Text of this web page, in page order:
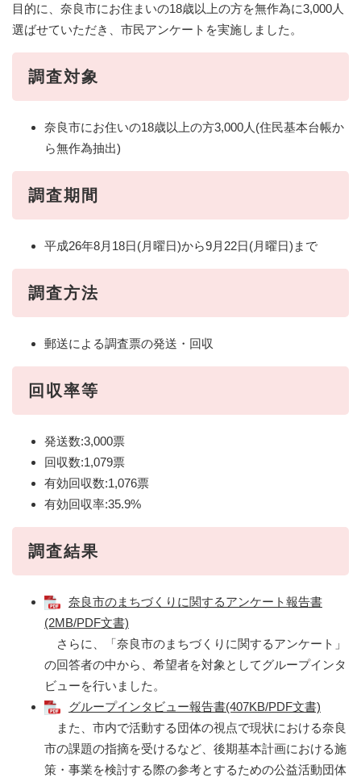
目的に、奈良市にお住まいの18歳以上の方を無作為に3,000人
選ばせていただき、市民アンケートを実施しました。
調査対象
奈良市にお住いの18歳以上の方3,000人(住民基本台帳か
ら無作為抽出)
調査期間
平成26年8月18日(月曜日)から9月22日(月曜日)まで
調査方法
郵送による調査票の発送・回収
回収率等
発送数:3,000票
回収数:1,079票
有効回収数:1,076票
有効回収率:35.9%
調査結果
奈良市のまちづくりに関するアンケート報告書
(2MB/PDF文書)
さらに、「奈良市のまちづくりに関するアンケート」
の回答者の中から、希望者を対象としてグループインタ
ビューを行いました。
グループインタビュー報告書(407KB/PDF文書)
また、市内で活動する団体の視点で現状における奈良
市の課題の指摘を受けるなど、後期基本計画における施
策・事業を検討する際の参考とするための公益活動団体